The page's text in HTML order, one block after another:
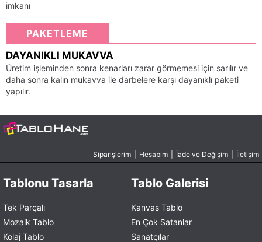
imkanı
PAKETLEME
DAYANIKLI MUKAVVA
Üretim işleminden sonra kenarları zarar görmemesi için sarılır ve
daha sonra kalın mukavva ile darbelere karşı dayanıklı paketi
yapılır.
Siparişlerim Hesabım İade ve Değişim İletişim
Tablonu Tasarla
Tek Parçalı
Mozaik Tablo
Kolaj Tablo
Tablo Galerisi
Kanvas Tablo
En Çok Satanlar
Sanatçılar